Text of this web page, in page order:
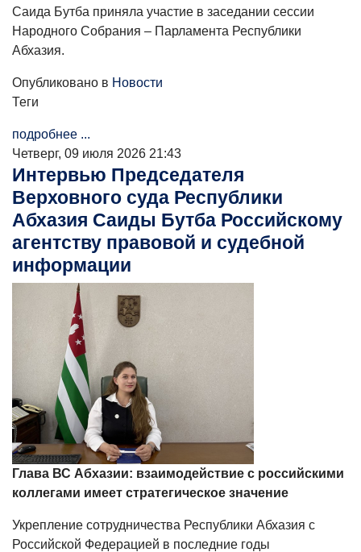
Саида Бутба приняла участие в заседании сессии
Народного Собрания – Парламента Республики
Абхазия.
Опубликовано в Новости
Теги
подробнее ...
Четверг, 09 июля 2026 21:43
Интервью Председателя
Верховного суда Республики
Абхазия Саиды Бутба Российскому
агентству правовой и судебной
информации
Глава ВС Абхазии: взаимодействие с российскими
коллегами имеет стратегическое значение
Укрепление сотрудничества Республики Абхазия с
Российской Федерацией в последние годы